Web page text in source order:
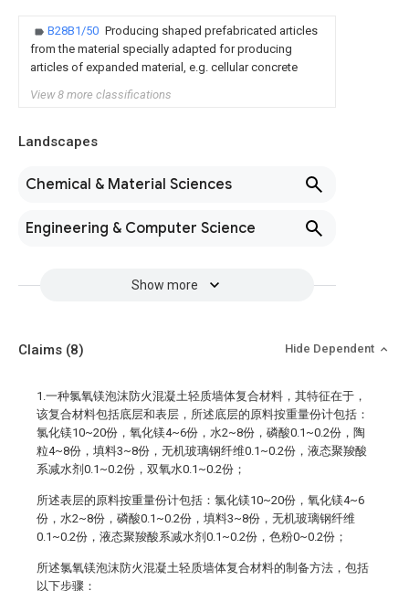
B28B1/50 Producing shaped prefabricated articles
from the material specially adapted for producing
articles of expanded material, e.g. cellular concrete
View 8 more classifications
Landscapes
Chemical & Material Sciences
Engineering & Computer Science
Show more
Claims (8) Hide Dependent
1.一种氯氧镁泡沫防火混凝土轻质墙体复合材料，其特征在于，
该复合材料包括底层和表层，所述底层的原料按重量份计包括：
氯化镁10~20份，氧化镁4~6份，水2~8份，磷酸0.1~0.2份，陶
粒4~8份，填料3~8份，无机玻璃钢纤维0.1~0.2份，液态聚羧酸
系减水剂0.1~0.2份，双氧水0.1~0.2份；
所述表层的原料按重量份计包括：氯化镁10~20份，氧化镁4~6
份，水2~8份，磷酸0.1~0.2份，填料3~8份，无机玻璃钢纤维
0.1~0.2份，液态聚羧酸系减水剂0.1~0.2份，色粉0~0.2份；
所述氯氧镁泡沫防火混凝土轻质墙体复合材料的制备方法，包括
以下步骤：